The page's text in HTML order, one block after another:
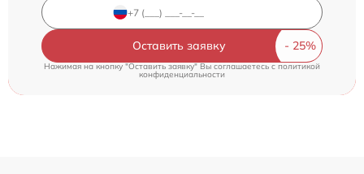
Оставить заявку
Нажимая на кнопку "Оставить заявку" Вы соглашаетесь c политикой
конфиденциальности